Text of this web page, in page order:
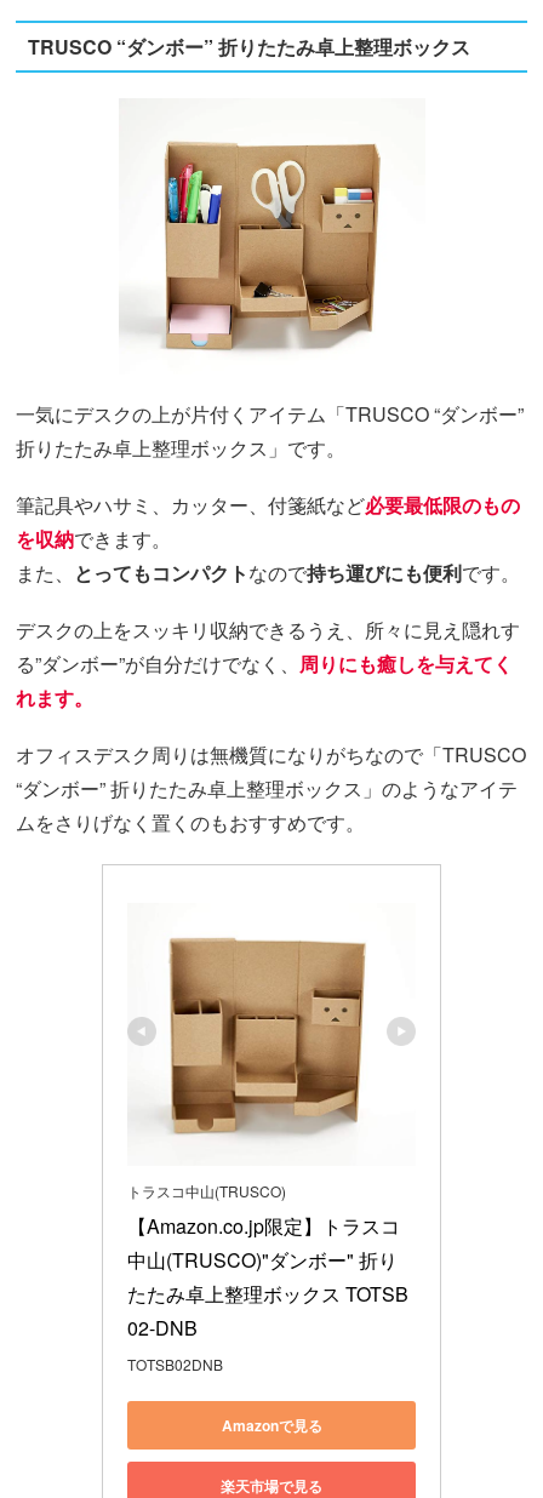
TRUSCO “ダンボー” 折りたたみ卓上整理ボックス
一気にデスクの上が片付くアイテム「TRUSCO “ダンボー”
折りたたみ卓上整理ボックス」です。
筆記具やハサミ、カッター、付箋紙など必要最低限のもの
を収納できます。
また、 とってもコンパクトなので持ち運びにも便利です。
デスクの上をスッキリ収納できるうえ、所々に見え隠れす
る”ダンボー”が自分だけでなく、 周りにも癒しを与えてく
れます。
オフィスデスク周りは無機質になりがちなので「TRUSCO
“ダンボー” 折りたたみ卓上整理ボックス」のようなアイテ
ムをさりげなく置くのもおすすめです。
トラスコ中山(TRUSCO)
【Amazon.co.jp限定】トラスコ
中山(TRUSCO)"ダンボー" 折り
たたみ卓上整理ボックス TOTSB
02-DNB
TOTSB02DNB
Amazonで見る
楽天市場で見る